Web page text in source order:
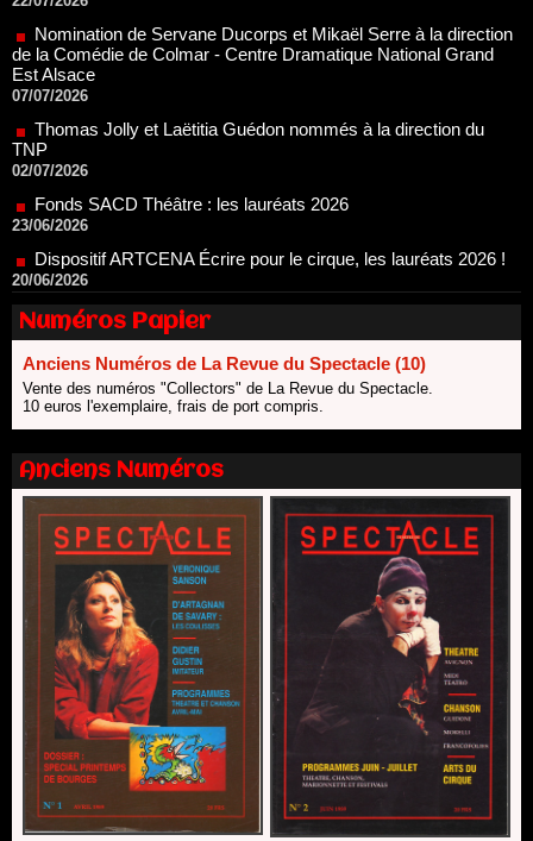
07/07/2026
Thomas Jolly et Laëtitia Guédon nommés à la direction du
TNP
02/07/2026
Fonds SACD Théâtre : les lauréats 2026
23/06/2026
Dispositif ARTCENA Écrire pour le cirque, les lauréats 2026 !
20/06/2026
Le palmarès des prix SACD 2026
18/06/2026
Les 10 lauréats du Fonds Grandes Formes Théâtre 2026
SACD
13/06/2026
Nomination de Nathalie Garraud et Olivier Saccomano à la
direction du Théâtre de Gennevilliers - CDN
13/06/2026
Dispositif SACD Auteurs d'espaces : les lauréats 2026
18/03/2026
Numéros Papier
Anciens Numéros de La Revue du Spectacle (10)
Vente des numéros "Collectors" de La Revue du Spectacle.
10 euros l'exemplaire, frais de port compris.
Anciens Numéros